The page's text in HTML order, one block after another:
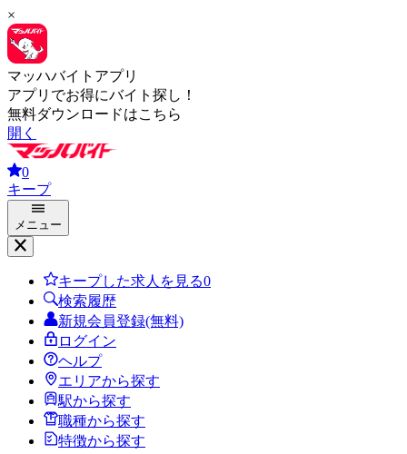
×
マッハバイトアプリ
アプリでお得にバイト探し！
無料ダウンロードはこちら
開く
0
キープ
メニュー
キープした求人を見る0
検索履歴
新規会員登録(無料)
ログイン
ヘルプ
エリアから探す
駅から探す
職種から探す
特徴から探す